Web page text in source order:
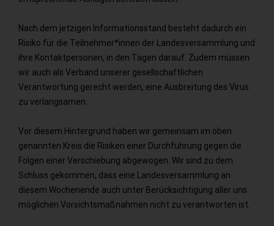
Nach dem jetzigen Informationsstand besteht dadurch ein
Risiko für die Teilnehmer*innen der Landesversammlung und
ihre Kontaktpersonen, in den Tagen darauf. Zudem müssen
wir auch als Verband unserer gesellschaftlichen
Verantwortung gerecht werden, eine Ausbreitung des Virus
zu verlangsamen.
Vor diesem Hintergrund haben wir gemeinsam im oben
genannten Kreis die Risiken einer Durchführung gegen die
Folgen einer Verschiebung abgewogen. Wir sind zu dem
Schluss gekommen, dass eine Landesversammlung an
diesem Wochenende auch unter Berücksichtigung aller uns
möglichen Vorsichtsmaßnahmen nicht zu verantworten ist.